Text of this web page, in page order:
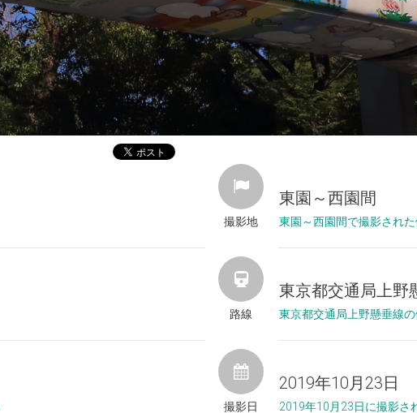
撮影地
東園～西園間
東園～西園間で撮影され
路線
東京都交通局上野
東京都交通局上野懸垂線
撮影日
2019年10月23日
2019年10月23日に撮影さ